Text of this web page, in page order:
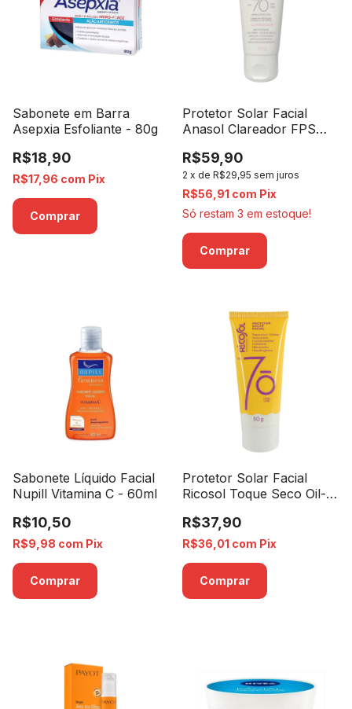
Sabonete em Barra
Asepxia Esfoliante - 80g
R$18,90
R$17,96 com Pix
Protetor Solar Facial
Anasol Clareador FPS
R$59,90
2 x de R$29,95 sem juros
R$56,91 com Pix
Só restam 3 em estoque!
Sabonete Líquido Facial
Nupill Vitamina C - 60ml
R$10,50
R$9,98 com Pix
Protetor Solar Facial
Ricosol Toque Seco Oil-
R$37,90
R$36,01 com Pix